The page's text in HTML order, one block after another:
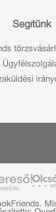
Segítünk